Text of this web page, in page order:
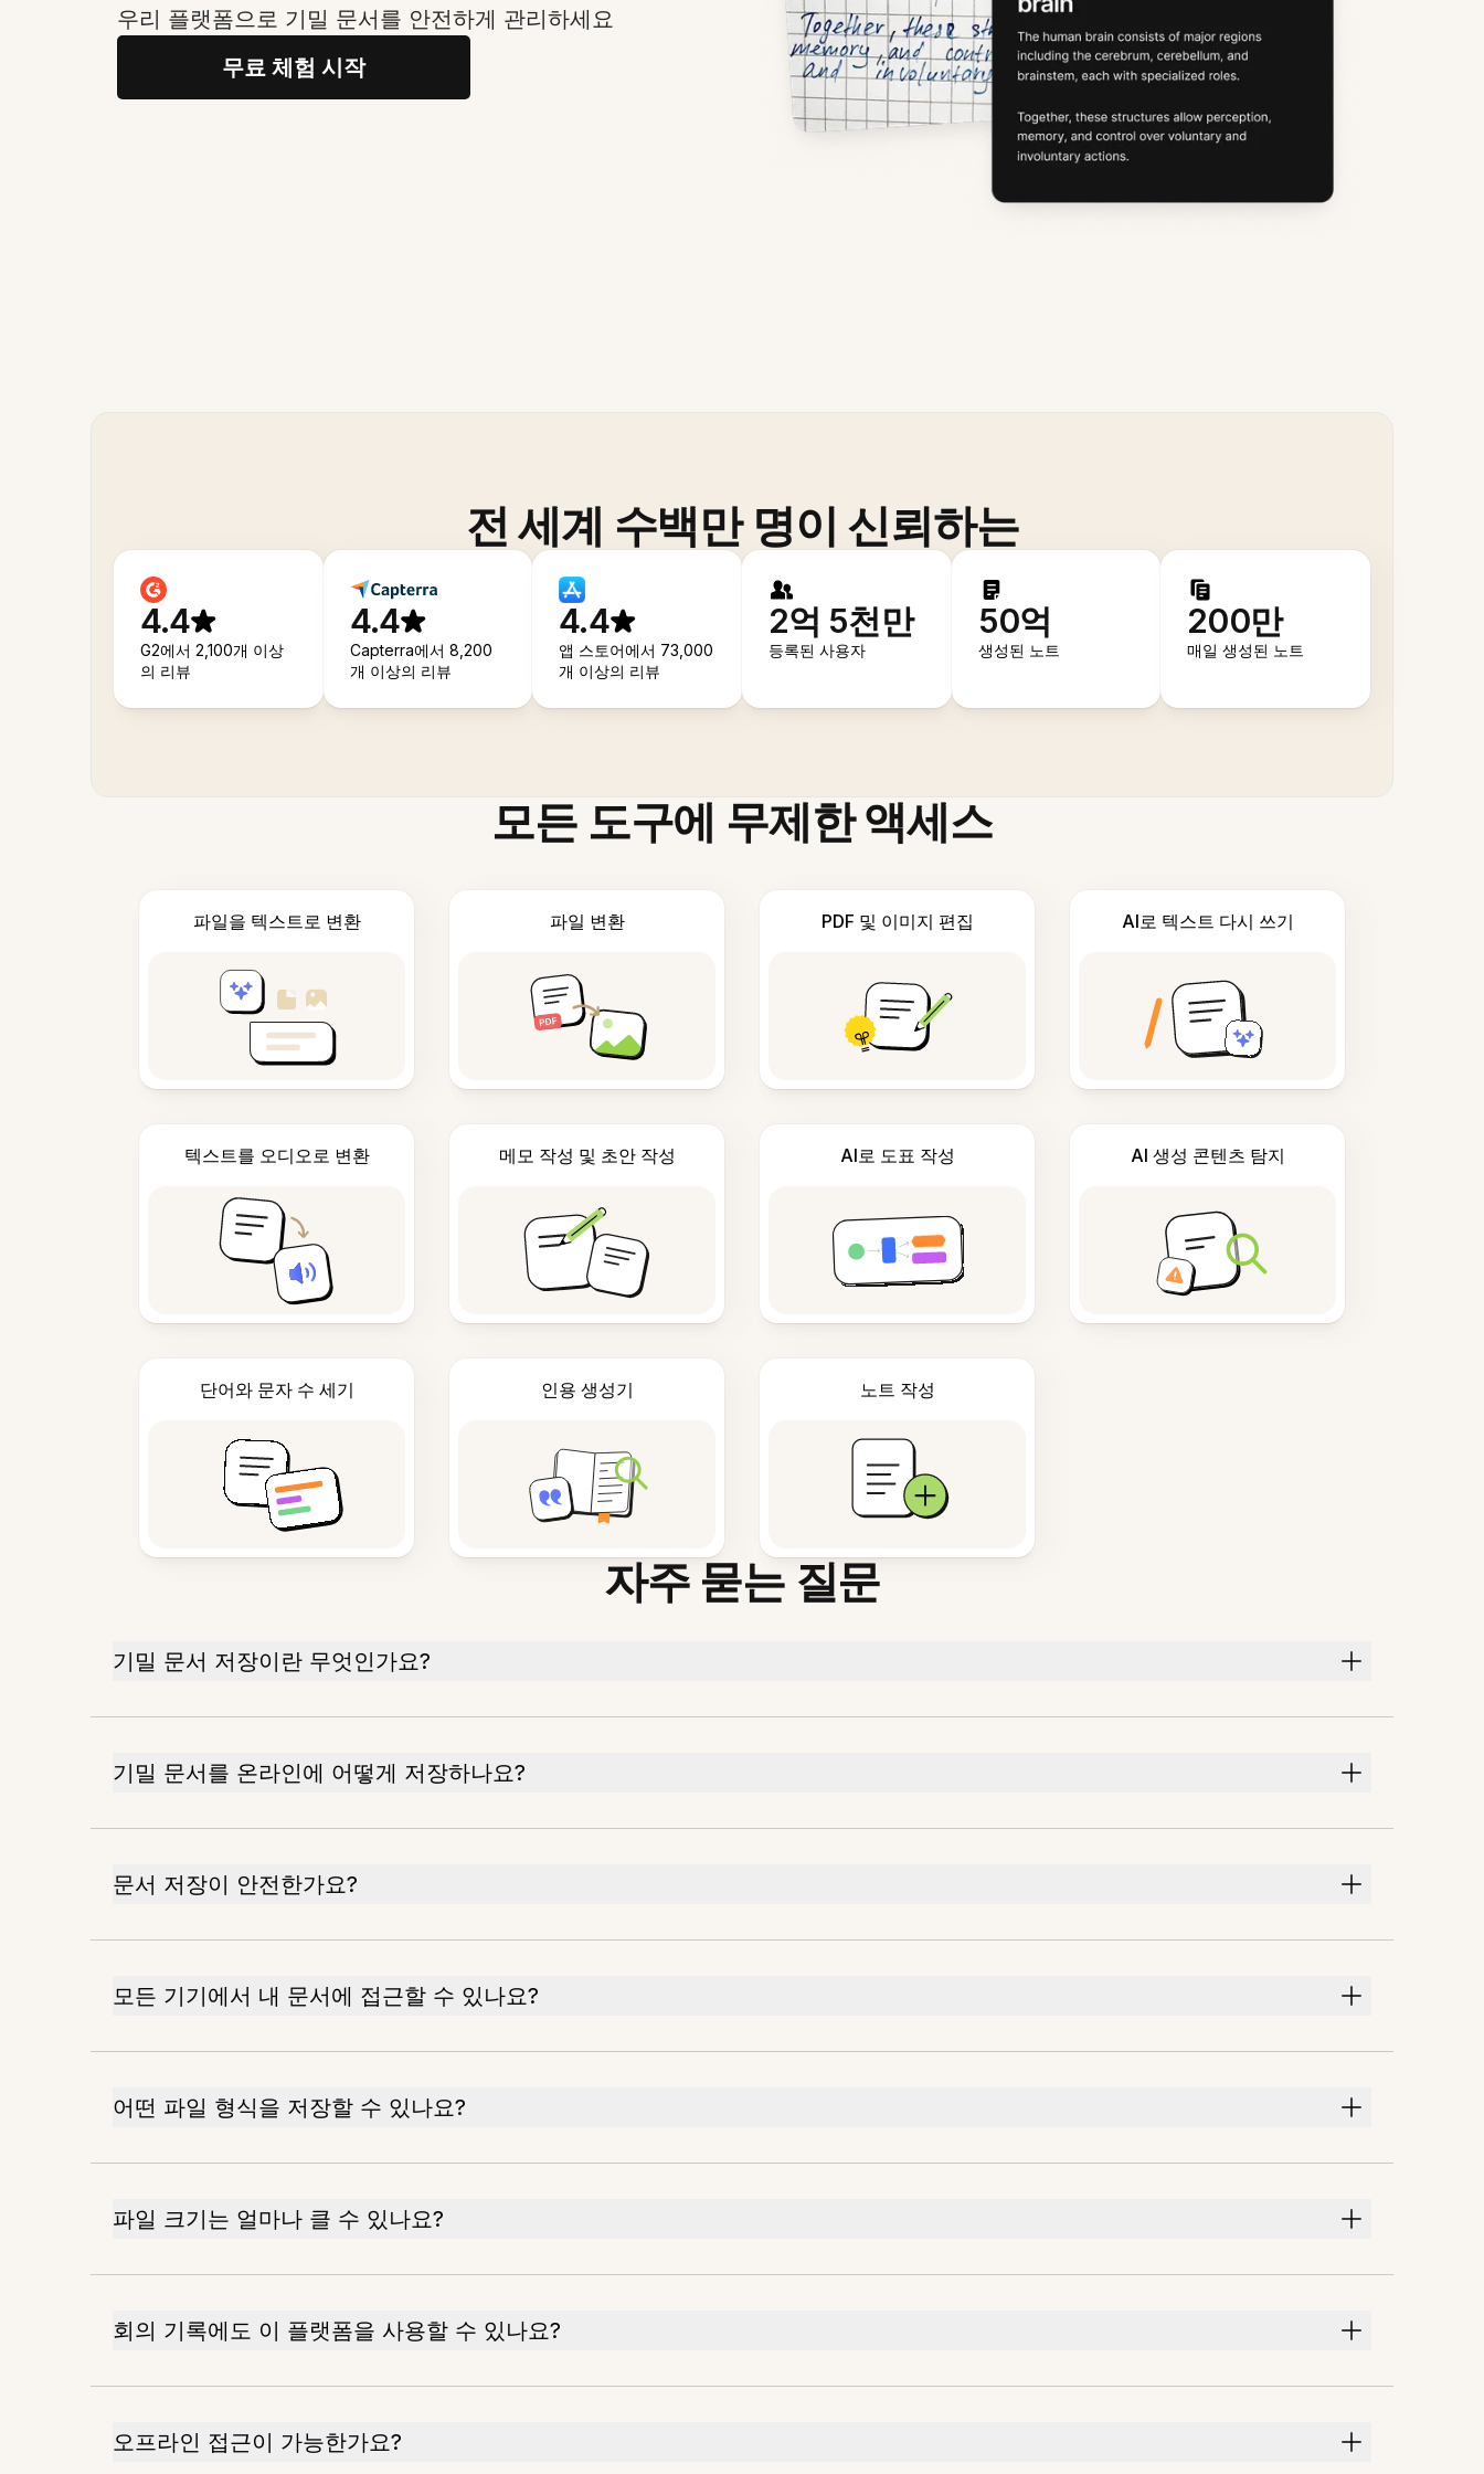
우리 플랫폼으로 기밀 문서를 안전하게 관리하세요
무료 체험 시작
전 세계 수백만 명이 신뢰하는
4.4
G2에서 2,100개 이상
의 리뷰
4.4
Capterra에서 8,200
개 이상의 리뷰
4.4
앱 스토어에서 73,000
개 이상의 리뷰
2억 5천만
등록된 사용자
50억
생성된 노트
200만
매일 생성된 노트
모든 도구에 무제한 액세스
파일을 텍스트로 변환 파일 변환 PDF 및 이미지 편집 AI로 텍스트 다시 쓰기
텍스트를 오디오로 변환 메모 작성 및 초안 작성 AI로 도표 작성 AI 생성 콘텐츠 탐지
단어와 문자 수 세기 인용 생성기 노트 작성
자주 묻는 질문
기밀 문서 저장이란 무엇인가요?
기밀 문서를 온라인에 어떻게 저장하나요?
문서 저장이 안전한가요?
모든 기기에서 내 문서에 접근할 수 있나요?
어떤 파일 형식을 저장할 수 있나요?
파일 크기는 얼마나 클 수 있나요?
회의 기록에도 이 플랫폼을 사용할 수 있나요?
오프라인 접근이 가능한가요?